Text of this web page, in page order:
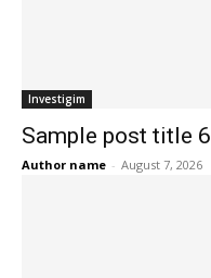
Investigim
Sample post title 6
Author name - August 7, 2026